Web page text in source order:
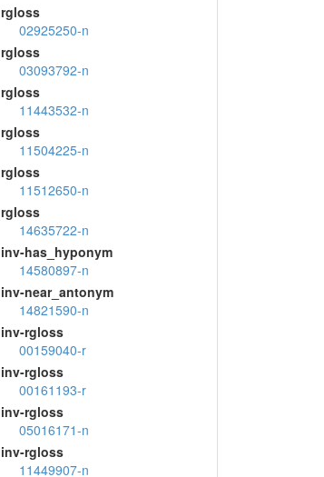
rgloss
02925250-n
rgloss
03093792-n
rgloss
11443532-n
rgloss
11504225-n
rgloss
11512650-n
rgloss
14635722-n
inv-has_hyponym
14580897-n
inv-near_antonym
14821590-n
inv-rgloss
00159040-r
inv-rgloss
00161193-r
inv-rgloss
05016171-n
inv-rgloss
11449907-n